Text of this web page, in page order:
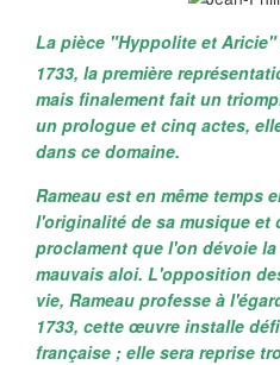
La pièce "Hyppolite et
1733, la première
mais finalement fait un
un prologue et cinq actes,
dans ce domaine.
Rameau est en même temps
l'originalité de sa musique
proclament que l'on dévoie
mauvais aloi. L'opposition
vie, Rameau professe à
1733, cette œuvre installe
française ; elle sera reprise